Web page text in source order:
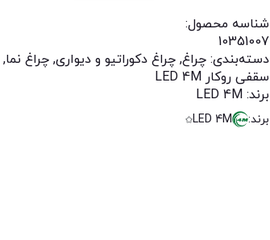
شناسه محصول:
10351007
دسته‌بندی: چراغ, چراغ دکوراتیو و دیواری, چراغ نما,
سقفی روکار LED 4M
برند: LED 4M
برند: LED 4M